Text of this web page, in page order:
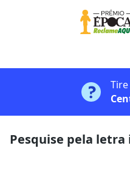
Pesquise pela letra